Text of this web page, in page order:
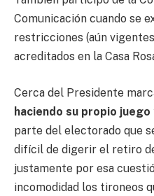
Comunicación cuando se
restricciones (aún
acreditados en la Casa
Cerca del Presidente
haciendo su propio juego
parte del electorado que
difícil de digerir el retiro
justamente por esa
incomodidad los tironeos